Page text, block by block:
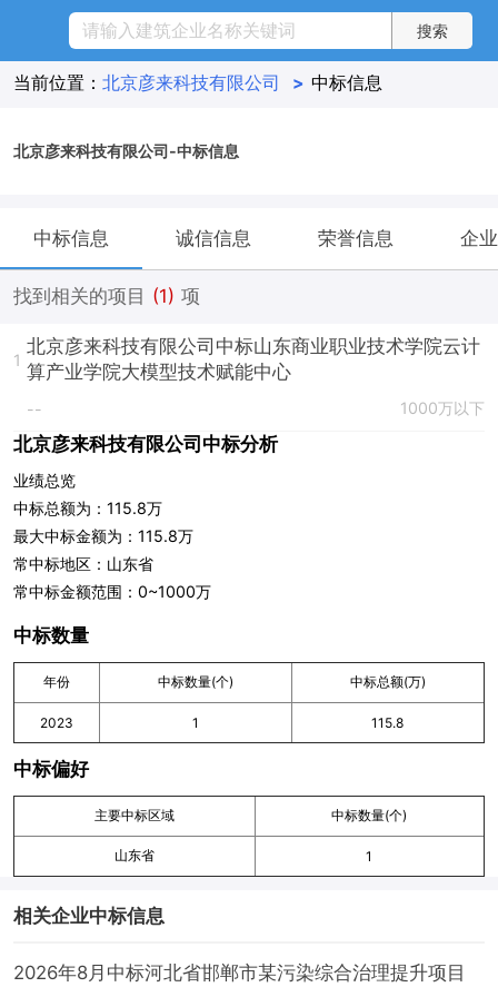
当前位置： 北京彦来科技有限公司 > 中标信息
北京彦来科技有限公司-中标信息
中标信息 诚信信息 荣誉信息 企
找到相关的项目 (1) 项
1
北京彦来科技有限公司中标山东商业职业技术学院云计
算产业学院大模型技术赋能中心
-- 1000万以下
北京彦来科技有限公司中标分析
业绩总览
中标总额为：115.8万
最大中标金额为：115.8万
常中标地区：山东省
常中标金额范围：0~1000万
中标数量
年份 中标数量(个) 中标总额(万)
2023 1 115.8
中标偏好
主要中标区域 中标数量(个)
山东省 1
相关企业中标信息
2026年8月中标河北省邯郸市某污染综合治理提升项目